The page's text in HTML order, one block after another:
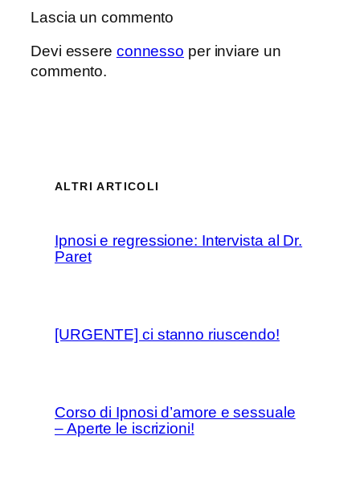
Lascia un commento
Devi essere connesso per inviare un
commento.
ALTRI ARTICOLI
Ipnosi e regressione: Intervista al Dr.
Paret
[URGENTE] ci stanno riuscendo!
Corso di Ipnosi d’amore e sessuale
– Aperte le iscrizioni!